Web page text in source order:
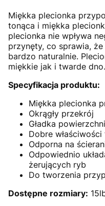
Miękka plecionka
tonąca i miękka
plecionka nie wpływa
przynęty, co sprawia,
bardzo naturalnie.
miękkie jak i twarde dno.
Specyfikacja produktu:
Miękka plecionka
Okrągły przekrój
Gładka
Dobre
Odporna na
Odpowiednio
żerujących ryb
Do tworzenia
Dostępne rozmiary: